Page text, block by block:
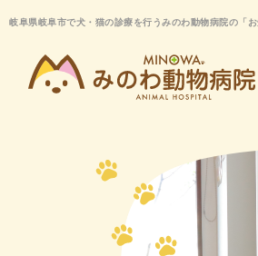
岐阜県岐阜市で犬・猫の診療を行うみのわ動物病院の「